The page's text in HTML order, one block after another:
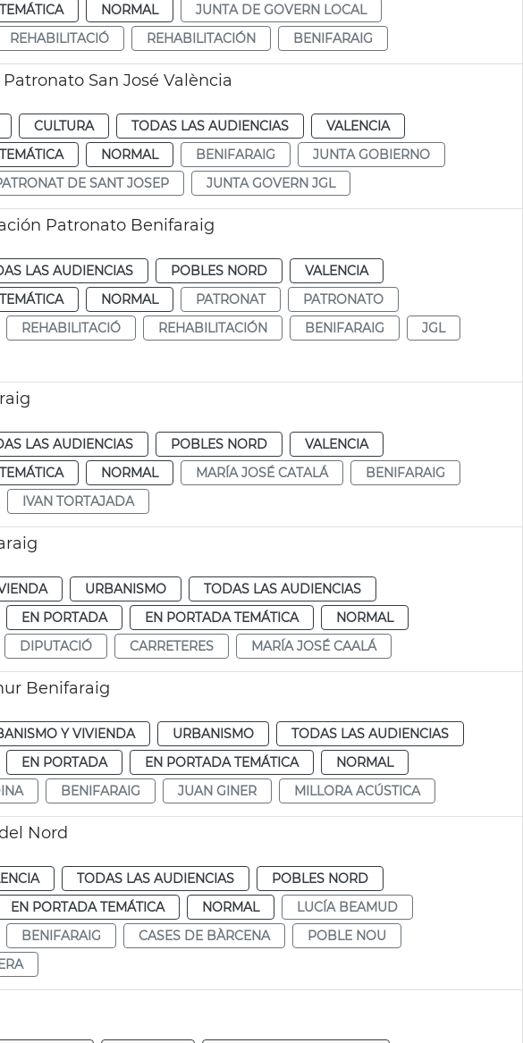
NORMAL
JUNTA DE GOVERN LOCAL
REHABILITACIÓ REHABILITACIÓN BENIFARAIG
San José València
CULTURA TODAS LAS AUDIENCIAS
VALENCIA
NORMAL BENIFARAIG
JUNTA GOBIERNO
DE SANT JOSEP JUNTA GOVERN JGL
Patronato Benifaraig
LAS AUDIENCIAS POBLES NORD
VALENCIA
NORMAL PATRONAT
PATRONATO
REHABILITACIÓ REHABILITACIÓN BENIFARAIG
JGL
LAS AUDIENCIAS POBLES NORD
VALENCIA
NORMAL MARÍA JOSÉ CATALÁ
BENIFARAIG
IVAN TORTAJADA
URBANISMO
TODAS LAS AUDIENCIAS
EN PORTADA EN PORTADA TEMÁTICA
NORMAL
DIPUTACIÓ CARRETERES MARÍA JOSÉ CAALÁ
Benifaraig
Y VIVIENDA URBANISMO
TODAS LAS AUDIENCIAS
EN PORTADA EN PORTADA TEMÁTICA
NORMAL
BENIFARAIG JUAN GINER MILLORA ACÚSTICA
Nord
TODAS LAS AUDIENCIAS
POBLES NORD
EN PORTADA TEMÁTICA NORMAL
LUCÍA BEAMUD
BENIFARAIG CASES DE BÀRCENA
POBLE NOU